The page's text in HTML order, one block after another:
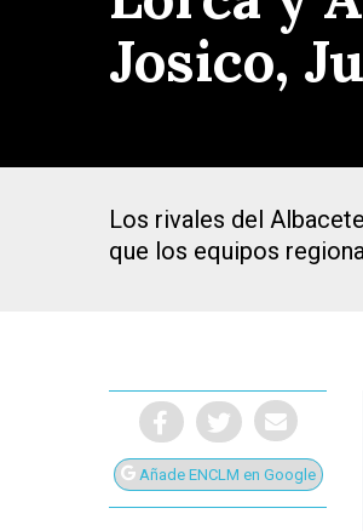
Presiona Intro para
Josico,
Los rivales del
que los equipos
Añade ENCLM en Google